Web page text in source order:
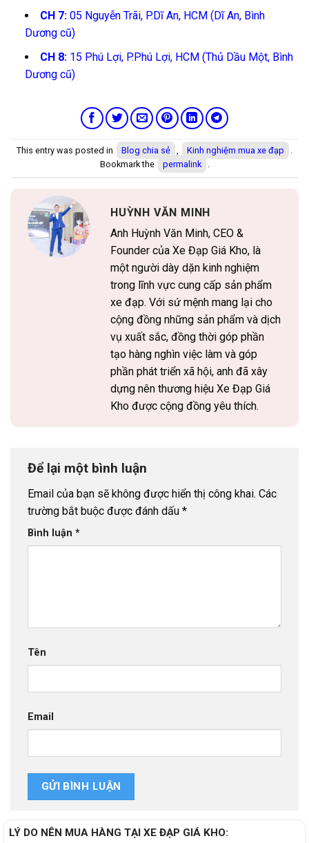
CH 7:05 Nguyễn Trãi, P.Dĩ An, HCM (Dĩ An, Bình
Dương cũ)
CH 8: 15 Phú Lợi, P.Phú Lợi, HCM (Thủ Dầu Một, Bình
Dương cũ)
This entry was posted in Blog chia sẻ , Kinh nghiệm mua xe đạp
.
Bookmark the
permalink .
HUỲNH VĂN MINH
Anh Huỳnh Văn Minh, CEO &
Founder của Xe Đạp Giá Kho, là
một người dày dặn kinh nghiệm
trong lĩnh vực cung cấp sản phẩm
xe đạp. Với sứ mệnh mang lại cho
cộng đồng những sản phẩm và dịch
vụ xuất sắc, đồng thời góp phần
tạo hàng nghìn việc làm và góp
phần phát triển xã hội, anh đã xây
dựng nên thương hiệu Xe Đạp Giá
Kho được cộng đồng yêu thích.
Để lại một bình luận
Email của bạn sẽ không được hiển thị công khai. Các
trường bắt buộc được đánh dấu *
Bình luận *
Tên
Email
LÝ DO NÊN MUA HÀNG TẠI XE ĐẠP GIÁ KHO: